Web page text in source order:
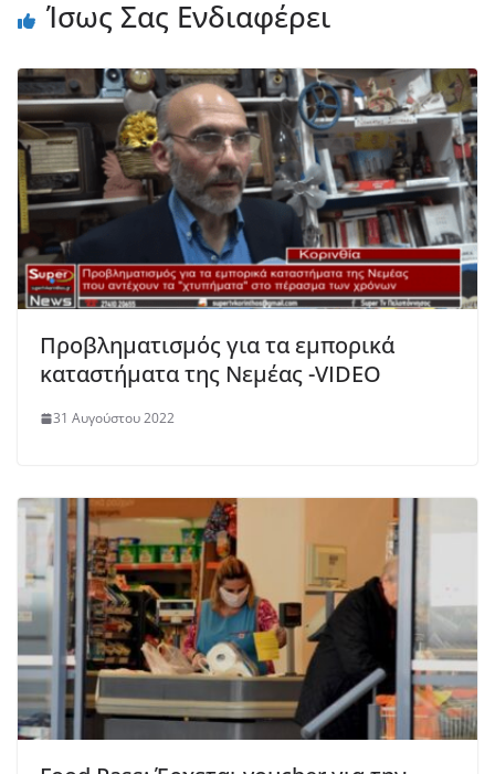
Ίσως Σας Ενδιαφέρει
Προβληματισμός για τα εμπορικά
καταστήματα της Νεμέας -VIDEO
31 Αυγούστου 2022